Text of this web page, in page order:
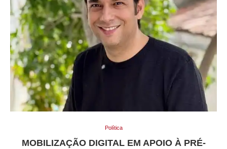
Política
MOBILIZAÇÃO DIGITAL EM APOIO À PRÉ-